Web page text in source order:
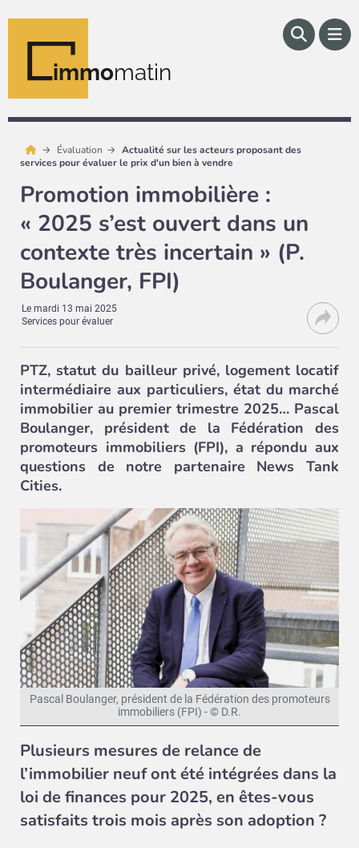
immomatin
Évaluation
Actualité sur les acteurs proposant des
services pour évaluer le prix d'un bien à vendre
Promotion immobilière :
« 2025 s’est ouvert dans un
contexte très incertain » (P.
Boulanger, FPI)
Lemardi 13 mai 2025
Services pour évaluer
PTZ, statut du bailleur privé, logement locatif
intermédiaire aux particuliers, état du marché
immobilier au premier trimestre 2025… Pascal
Boulanger, président de la Fédération des
promoteurs immobiliers (FPI), a répondu aux
questions de notre partenaire News Tank
Cities.
Pascal Boulanger, président de la Fédération des promoteurs
immobiliers (FPI) - © D.R.
Plusieurs mesures de relance de
l’immobilier neuf ont été intégrées dans la
loi de finances pour 2025, en êtes-vous
satisfaits trois mois après son adoption ?